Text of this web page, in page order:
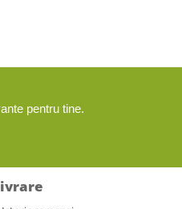
pentru tine.